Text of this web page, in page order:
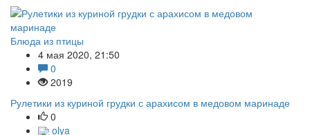
Блюда из птицы
4 мая 2020, 21:50
0
2019
Рулетики из куриной грудки с арахисом в медовом маринаде
0
olya